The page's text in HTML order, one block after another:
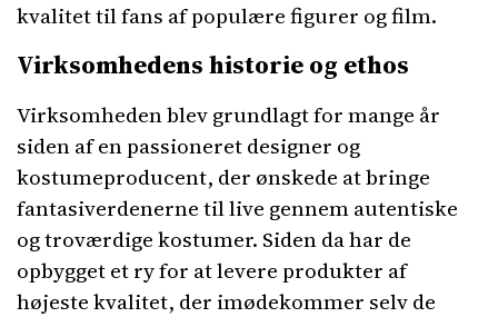
kvalitet til fans af populære figurer og film.
Virksomhedens historie og ethos
Virksomheden blev grundlagt for mange år
siden af en passioneret designer og
kostumeproducent, der ønskede at bringe
fantasiverdenerne til live gennem autentiske
og troværdige kostumer. Siden da har de
opbygget et ry for at levere produkter af
højeste kvalitet, der imødekommer selv de